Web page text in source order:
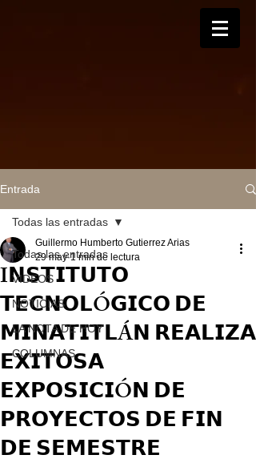
Entrada
Todas las entradas
VIDEOS
NOTICIAS
LA NOTA DE HOY
COLUMNAS
Todas las entradas
I𝗡𝗦𝗧𝗜𝗧𝗨𝗧𝗢
𝗧𝗘𝗖𝗡𝗢𝗟Ó𝗚𝗜𝗖𝗢 𝗗𝗘
𝗠𝗜𝗡𝗔𝗧𝗜𝗧𝗟Á𝗡 𝗥𝗘𝗔𝗟𝗜𝗭𝗔
𝗘𝗫𝗜𝗧𝗢𝗦𝗔
𝗘𝗫𝗣𝗢𝗦𝗜𝗖𝗜Ó𝗡 𝗗𝗘
𝗣𝗥𝗢𝗬𝗘𝗖𝗧𝗢𝗦 𝗗𝗘 𝗙𝗜𝗡
𝗗𝗘 𝗦𝗘𝗠𝗘𝗦𝗧𝗥𝗘
Guillermo Humberto Gutierrez Arias
29 may 1 min de lectura